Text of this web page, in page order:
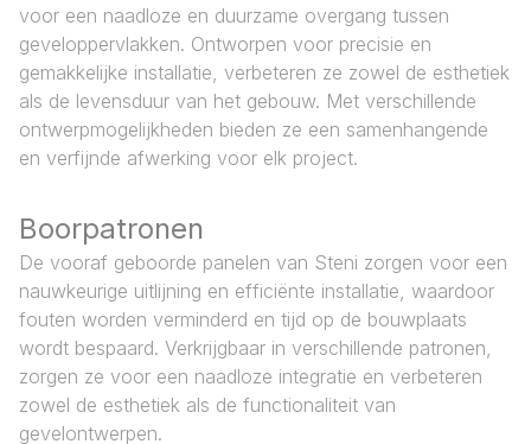
voor een naadloze en duurzame overgang tussen
geveloppervlakken. Ontworpen voor precisie en
gemakkelijke installatie, verbeteren ze zowel de esthetiek
als de levensduur van het gebouw. Met verschillende
ontwerpmogelijkheden bieden ze een samenhangende
en verfijnde afwerking voor elk project.
Boorpatronen
De vooraf geboorde panelen van Steni zorgen voor een
nauwkeurige uitlijning en efficiënte installatie, waardoor
fouten worden verminderd en tijd op de bouwplaats
wordt bespaard. Verkrijgbaar in verschillende patronen,
zorgen ze voor een naadloze integratie en verbeteren
zowel de esthetiek als de functionaliteit van
gevelontwerpen.